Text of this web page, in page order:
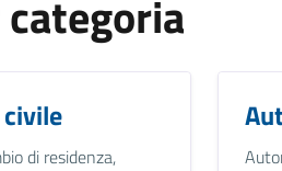
di residenza,